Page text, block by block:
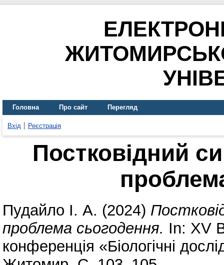
Головна Про сайт Перегляд
Вхід Реєстрація
Постковідний
Пудайло І. А. (2024)
проблема сьогодення. In: XV
конференція «Біологічні